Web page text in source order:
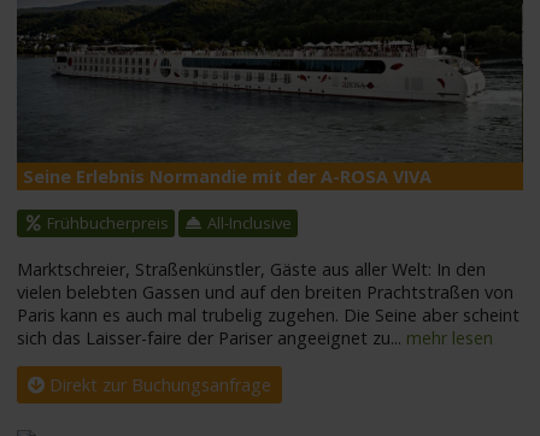
Wissen
Suche
Seine Erlebnis Normandie mit der A-ROSA VIVA
Frühbucherpreis All-Inclusive
Marktschreier, Straßenkünstler, Gäste aus aller Welt: In den
vielen belebten Gassen und auf den breiten Prachtstraßen von
Paris kann es auch mal trubelig zugehen. Die Seine aber scheint
sich das Laisser-faire der Pariser angeeignet zu... mehr lesen
Direkt zur Buchungsanfrage